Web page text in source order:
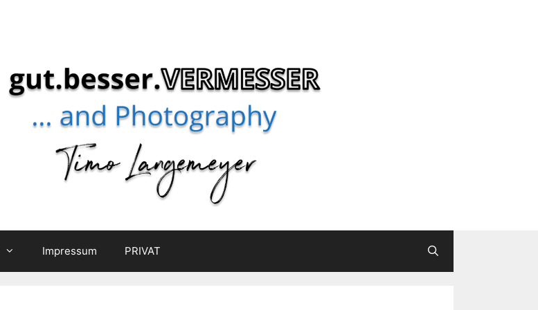
Impressum PRIVAT